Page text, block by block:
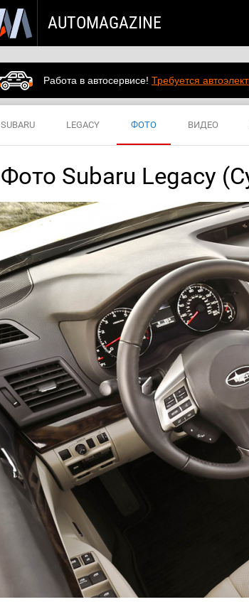
AUTOMAGAZINE
Работа в автосервисе! Требуется
SUBARU LEGACY ФОТО ВИДЕО
Фото Subaru Legacy